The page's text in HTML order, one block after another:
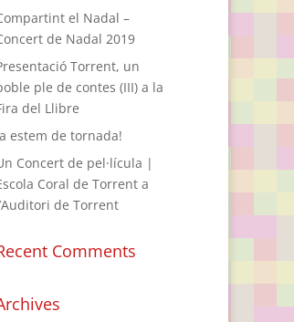
el Nadal –
de Nadal 2019
Torrent, un
ple de contes (III) a la
del Llibre
estem de tornada!
Concert de pel·lícula |
Coral de Torrent a
de Torrent
Comments